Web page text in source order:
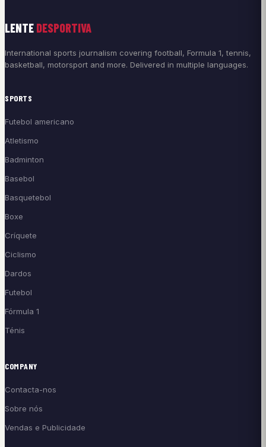
LENTE DESPORTIVA
International sports journalism covering football, Formula 1, tennis,
basketball, motorsport and more. Delivered in multiple languages.
SPORTS
Futebol americano
Atletismo
Badminton
Basebol
Basquetebol
Boxe
Críquete
Ciclismo
Dardos
Futebol
Fórmula 1
Ténis
COMPANY
Contacta-nos
Sobre nós
Vendas e Publicidade